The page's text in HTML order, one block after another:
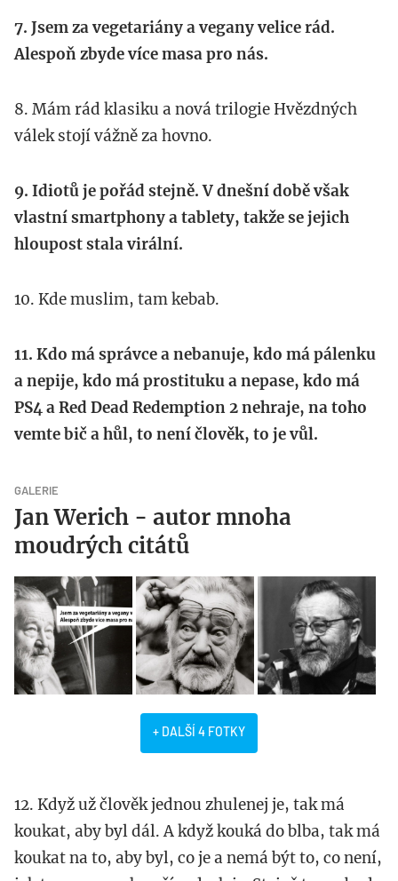
7. Jsem za vegetariány a vegany velice rád.
Alespoň zbyde více masa pro nás.
8. Mám rád klasiku a nová trilogie Hvězdných
válek stojí vážně za hovno.
9. Idiotů je pořád stejně. V dnešní době však
vlastní smartphony a tablety, takže se jejich
hloupost stala virální.
10. Kde muslim, tam kebab.
11. Kdo má správce a nebanuje, kdo má pálenku
a nepije, kdo má prostituku a nepase, kdo má
PS4 a Red Dead Redemption 2 nehraje, na toho
vemte bič a hůl, to není člověk, to je vůl.
GALERIE
Jan Werich - autor mnoha
moudrých citátů
+ DALŠÍ 4 FOTKY
12. Když už člověk jednou zhulenej je, tak má
koukat, aby byl dál. A když kouká do blba, tak má
koukat na to, aby byl, co je a nemá být to, co není,